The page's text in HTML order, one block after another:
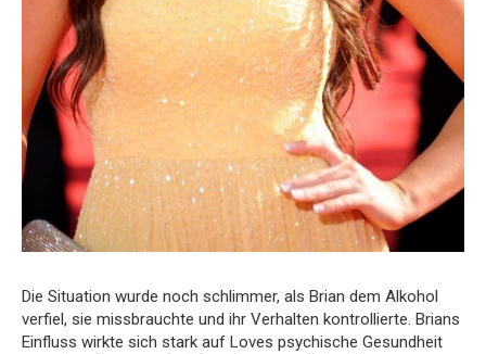
Die Situation wurde noch schlimmer, als Brian dem Alkohol
verfiel, sie missbrauchte und ihr Verhalten kontrollierte. Brians
Einfluss wirkte sich stark auf Loves psychische Gesundheit